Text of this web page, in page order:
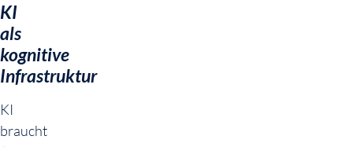
KI
als
kognitive
Infrastruktur
KI
braucht